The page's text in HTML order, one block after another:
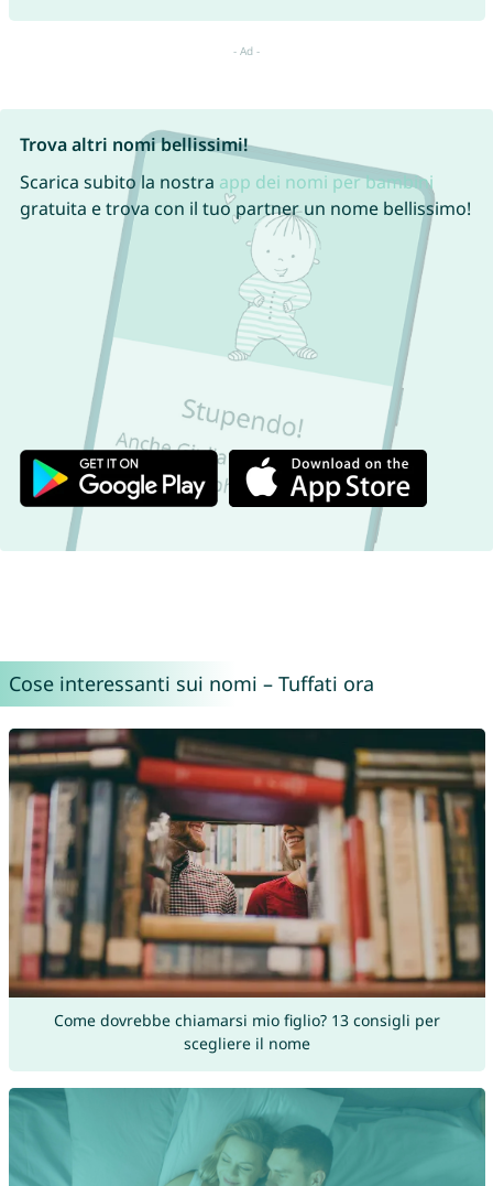
Trova altri nomi bellissimi!
Scarica subito la nostra app dei nomi per bambini
gratuita e trova con il tuo partner un nome bellissimo!
Cose interessanti sui nomi – Tuffati ora
Come dovrebbe chiamarsi mio figlio? 13 consigli per
scegliere il nome